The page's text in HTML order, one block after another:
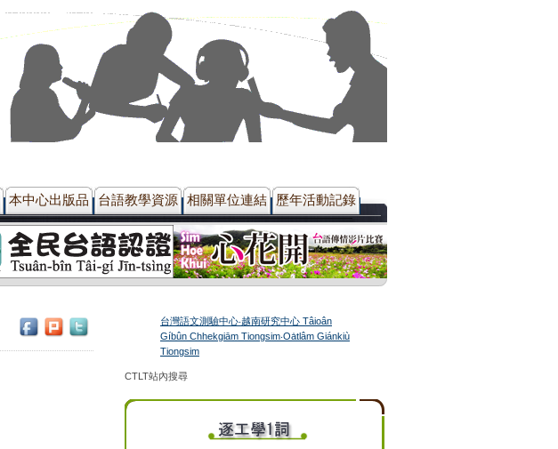
本中心出版品 台語教學資源 相關單位連結 歷年活動記錄
台灣語文測驗中心‧越南研究中心 Tâioân
Gíbûn Chhekgiām Tiongsim‧Oa̍tlâm Giánkiù
Tiongsim
CTLT站內搜尋